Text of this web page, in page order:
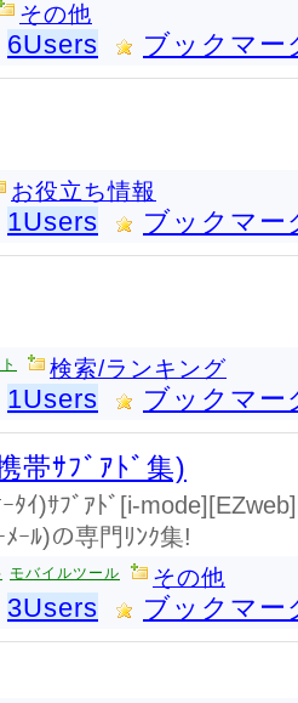
その他
6Users ブックマー
お役立ち情報
1Users ブックマー
検索/ランキング
1Users ブックマー
帯ｻﾌﾞｱﾄﾞ集)
ﾀｲ)ｻﾌﾞｱﾄﾞ[i-
ｰﾙ)の専門ﾘﾝｸ集!
モバイルツール その他
3Users ブックマー